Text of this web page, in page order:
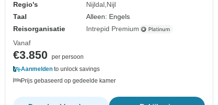
Regio's
Nijldal Nijl
Taal
Alleen: Engels
Reisorganisatie
Intrepid Premium
Vanaf
€3.850
per persoon
Aanmelden to unlock savings
Prijs gebaseerd op gedeelde kamer